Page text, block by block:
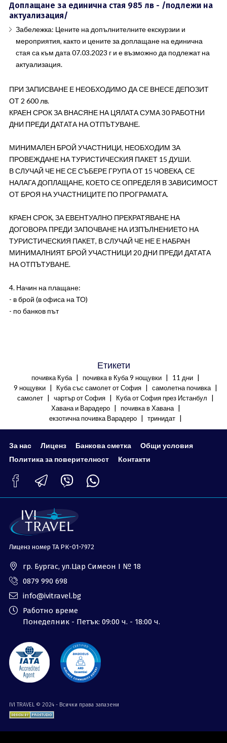
Доплащане за единична стая 985 лв - /подлежи на
актуализация/
Забележка: Цените на допълнителните екскурзии и
мероприятия, както и цените за доплащане на единична
стая са към дата 07.03.2023 г и е възможно да подлежат на
актуализация.
ПРИ ЗАПИСВАНЕ Е НЕОБХОДИМО ДА СЕ ВНЕСЕ ДЕПОЗИТ
ОТ 2 600 лв.
КРАЕН СРОК ЗА ВНАСЯНЕ НА ЦЯЛАТА СУМА 30 РАБОТНИ
ДНИ ПРЕДИ ДАТАТА НА ОТПЪТУВАНЕ.
МИНИМАЛЕН БРОЙ УЧАСТНИЦИ, НЕОБХОДИМ ЗА
ПРОВЕЖДАНЕ НА ТУРИСТИЧЕСКИЯ ПАКЕТ 15 ДУШИ.
В СЛУЧАЙ ЧЕ НЕ СЕ СЪБЕРЕ ГРУПА ОТ 15 ЧОВЕКА, СЕ
НАЛАГА ДОПЛАЩАНЕ, КОЕТО СЕ ОПРЕДЕЛЯ В ЗАВИСИМОСТ
ОТ БРОЯ НА УЧАСТНИЦИТЕ ПО ПРОГРАМАТА.
КРАЕН СРОК, ЗА ЕВЕНТУАЛНО ПРЕКРАТЯВАНЕ НА
ДОГОВОРА ПРЕДИ ЗАПОЧВАНЕ НА ИЗПЪЛНЕНИЕТО НА
ТУРИСТИЧЕСКИЯ ПАКЕТ, В СЛУЧАЙ ЧЕ НЕ Е НАБРАН
МИНИМАЛНИЯТ БРОЙ УЧАСТНИЦИ 20 ДНИ ПРЕДИ ДАТАТА
НА ОТПЪТУВАНЕ.
4. Начин на плащане:
- в брой (в офиса на ТО)
- по банков път
Етикети
почивка Куба | почивка в Куба 9 нощувки | 11 дни |
9 нощувки | Куба със самолет от София | самолетна почивка |
самолет | чартър от София | Куба от София през Истанбул |
Хавана и Варадеро | почивка в Хавана |
екзотична почивка Варадеро | тринидат |
За нас Лиценз Банкова сметка
Общи условия
Политика за поверителност
Контакти
Лиценз номер ТА РК-01-7972
гр. Бургас, ул.Цар Симеон I № 18
0879 990 698
info@ivitravel.bg
Работно време
Понеделник - Петък: 09:00 ч. - 18:00 ч.
IVI TRAVEL © 2024 - Всички права запазени